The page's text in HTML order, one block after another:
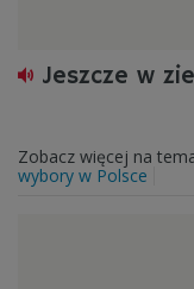
Jeszcze w
Zobacz więcej na
wybory w Polsce